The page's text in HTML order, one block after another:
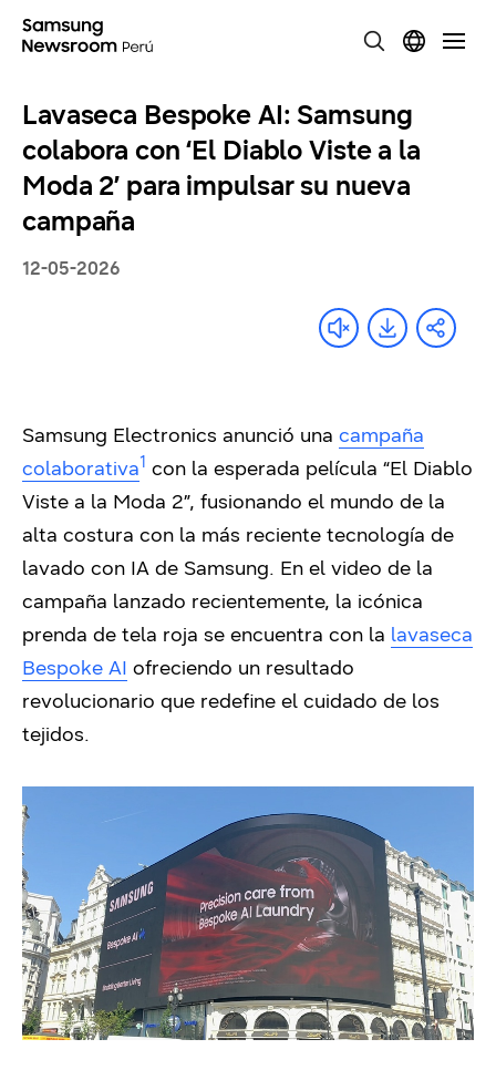
Lavaseca Bespoke AI: Samsung
colabora con ‘El Diablo Viste a la
Moda 2’ para impulsar su nueva
campaña
12-05-2026
Samsung Electronics anunció una campaña
colaborativa1 con la esperada película “El Diablo
Viste a la Moda 2”, fusionando el mundo de la
alta costura con la más reciente tecnología de
lavado con IA de Samsung. En el video de la
campaña lanzado recientemente, la icónica
prenda de tela roja se encuentra con la lavaseca
Bespoke AI ofreciendo un resultado
revolucionario que redefine el cuidado de los
tejidos.